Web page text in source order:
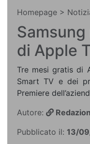
Homepage >
di Apple
Tre mesi gratis di
Smart TV e dei
Premiere
Autore:
Pubblicato il: 13/